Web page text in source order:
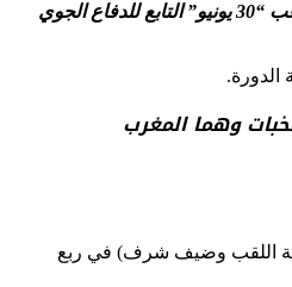
يطمح المنتخب الجزائري لكرة القدم لأقل من 20 سنة الى تحقيق انجاز تاريخي في نهائي كأس العرب للأمم 2021 لهذه الفئة، عندما يواجه نظيره السعودي يوم غد الثلاثاء بملعب “30 يونيو” التابع للدفاع الجوي
وهما المغرب
اللقب وضيف شرف) في ربع